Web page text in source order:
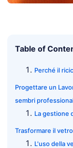
Table of
Perché il
Progettare un
sembri
La gestione
Trasformare il
L'uso della